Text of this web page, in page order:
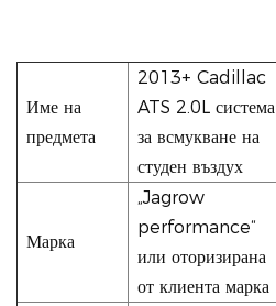
Име на
предмета
2013+ Cadillac
ATS 2.0L система
за всмукване на
студен въздух
Марка
„Jagrow
performance“
или оторизирана
от клиента марка